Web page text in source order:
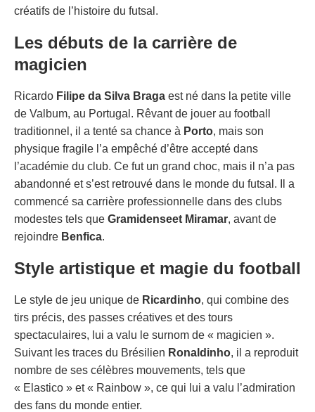
créatifs de l’histoire du futsal.
Les débuts de la carrière de
magicien
Ricardo Filipe da Silva Braga est né dans la petite ville
de Valbum, au Portugal. Rêvant de jouer au football
traditionnel, il a tenté sa chance à Porto, mais son
physique fragile l’a empêché d’être accepté dans
l’académie du club. Ce fut un grand choc, mais il n’a pas
abandonné et s’est retrouvé dans le monde du futsal. Il a
commencé sa carrière professionnelle dans des clubs
modestes tels que Gramidenseet Miramar, avant de
rejoindre Benfica.
Style artistique et magie du football
Le style de jeu unique de Ricardinho, qui combine des
tirs précis, des passes créatives et des tours
spectaculaires, lui a valu le surnom de « magicien ».
Suivant les traces du Brésilien Ronaldinho, il a reproduit
nombre de ses célèbres mouvements, tels que
« Elastico » et « Rainbow », ce qui lui a valu l’admiration
des fans du monde entier.